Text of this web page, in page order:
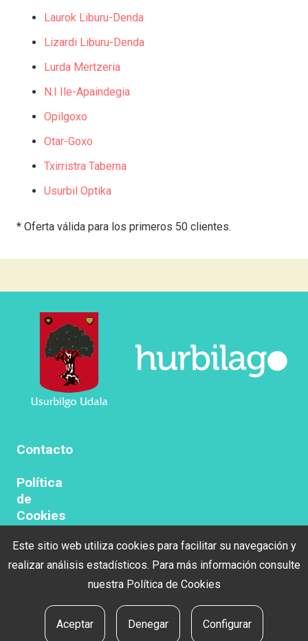
Laurok Liburu-Denda
Lizardi Liburu-Denda
Lurda Mertzeria
N.I Ile-Apaindegia
Opilgoxo
Otar-Goxo
Txirristra Taberna
Usurbil Optika
* Oferta válida para los primeros 50 clientes.
Contacto
Política
de
Cookies
Politica
de
Aviso
legal
Este sitio web utiliza cookies para facilitar su navegación y
realizar análisis estadísticos. Para más información consulte
nuestra Política de Cookies
Aceptar Denegar Configurar